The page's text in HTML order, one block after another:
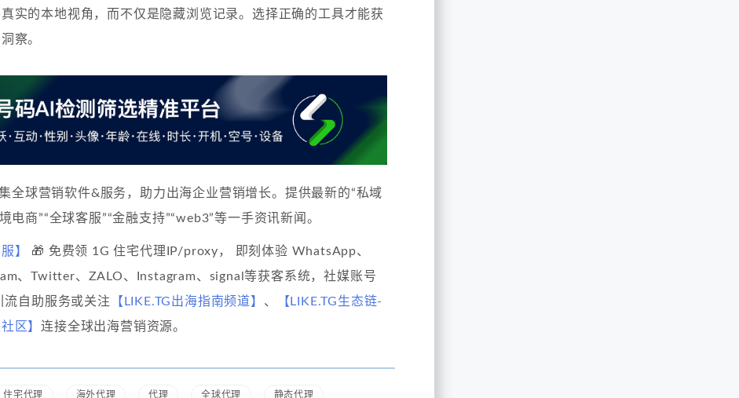
实的本地视角，而不仅是隐藏浏览记录。选择正确的工具才能获
察。
全球营销软件&服务，助力出海企业营销增长。提供最新的“私域
电商”“全球客服”“金融支持”“web3”等一手资讯新闻。
】
🎁 免费领 1G 住宅代理IP/proxy， 即刻体验 WhatsApp、
、Twitter、ZALO、Instagram、signal等获客系统，社媒账号
流自助服务或关注
【LIKE.TG出海指南频道】 、
【LIKE.TG生态链-
区】连接全球出海营销资源。
住宅代理 海外代理 代理 全球代理 静态代理